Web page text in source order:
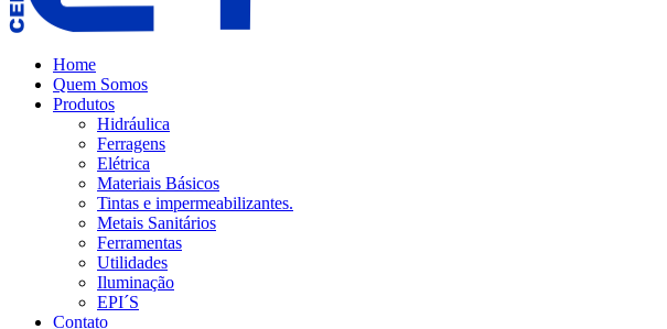
Home
Quem Somos
Produtos
Hidráulica
Ferragens
Elétrica
Materiais Básicos
Tintas e impermeabilizantes.
Metais Sanitários
Ferramentas
Utilidades
Iluminação
EPI´S
Contato